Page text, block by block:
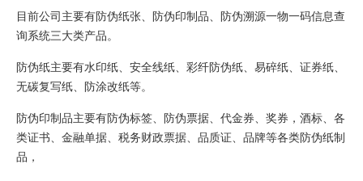
目前公司主要有防伪纸张、防伪印制品、防伪溯源一物一码信息查
询系统三大类产品。
防伪纸主要有水印纸、安全线纸、彩纤防伪纸、易碎纸 、证券纸、
无碳复写纸、防涂改纸等。
防伪印制品主要有防伪标签、防伪票据、代金券、奖券，酒标、各
类证书、金融单据、税务财政票据、品质证、品牌等各类防伪纸制
品，